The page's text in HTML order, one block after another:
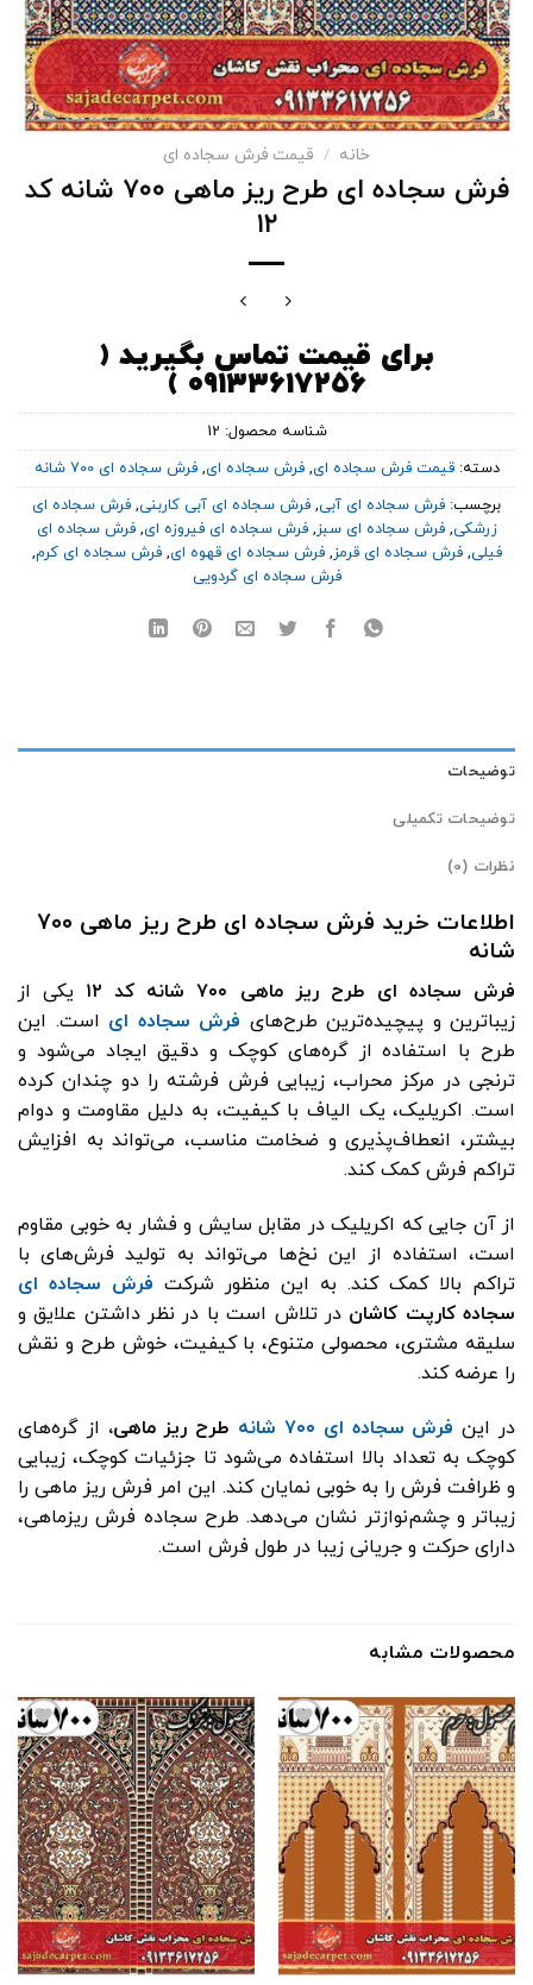
خانه / قیمت فرش سجاده ای
فرش سجاده ای طرح ریز ماهی ۷۰۰ شانه کد
۱۲
برای قیمت تماس بگیرید (
۰۹۱۳۳۶۱۷۲۵۶ )
شناسه محصول: 12
دسته:قیمت فرش سجاده ای,فرش سجاده ای,فرش سجاده ای 700 شانه
برچسب: فرش سجاده ای آبی, فرش سجاده ای آبی کاربنی, فرش سجاده ای
زرشکی,فرش سجاده ای سبز,فرش سجاده ای فیروزه ای,فرش سجاده ای
فیلی,فرش سجاده ای قرمز,فرش سجاده ای قهوه ای,فرش سجاده ای کرم,
فرش سجاده ای گردویی
توضیحات
توضیحات تکمیلی
نظرات (0)
اطلاعات خرید فرش سجاده ای طرح ریز ماهی ۷۰۰
شانه
فرش سجاده ای طرح ریز ماهی ۷۰۰ شانه کد ۱۲
یکی از
زیباترین و پیچیده‌ترین طرح‌های فرش سجاده ای است. این
طرح‌ با استفاده از گره‌های کوچک و دقیق ایجاد می‌شود و
ترنجی در مرکز محراب، زیبایی فرش فرشته را دو چندان کرده
است. اکریلیک، یک الیاف با کیفیت، به دلیل مقاومت و دوام
بیشتر، انعطاف‌پذیری و ضخامت مناسب، می‌تواند به افزایش
تراکم فرش کمک کند.
از آن‌ جایی که اکریلیک در مقابل سایش و فشار به خوبی مقاوم
است، استفاده از این نخ‌ها می‌تواند به تولید فرش‌های با
تراکم بالا کمک کند. به این منظور شرکت فرش سجاده ای
سجاده‌ کارپت کاشان در تلاش است با در نظر داشتن علایق و
سلیقه مشتری، محصولی متنوع، با کیفیت، خوش طرح و نقش
را عرضه کند.
در این فرش سجاده ای ۷۰۰ شانه طرح ریز ماهی، از گره‌های
کوچک به تعداد بالا استفاده می‌شود تا جزئیات کوچک، زیبایی
و ظرافت فرش را به خوبی نمایان کند. این امر فرش ریز ماهی را
زیباتر و چشم‌نواز‌تر نشان می‌دهد. طرح سجاده‌ فرش ریز‌ماهی،
دارای حرکت و جریانی زیبا در طول فرش است.
محصولات مشابه
افزودن
به
علاقه
مندی
ها
افزودن
به
علاقه
مندی
ها